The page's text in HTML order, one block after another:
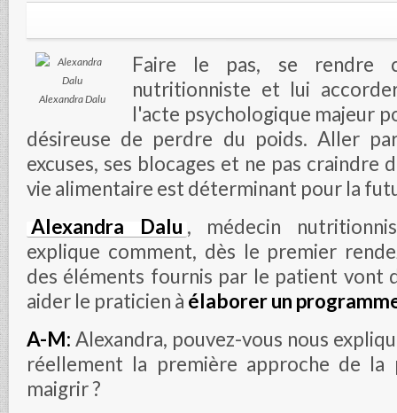
Alexandra Dalu
Faire le pas, se rendre
nutritionniste et lui
l'acte psychologique majeur
désireuse de perdre du poids. Aller
excuses, ses blocages et ne pas craindre
vie alimentaire est déterminant pour la
Alexandra Dalu , médecin
explique comment, dès le premier
des éléments fournis par le patient vont
aider le praticien à élaborer un
A-M: Alexandra, pouvez-vous nous
réellement la première approche de la
maigrir ?